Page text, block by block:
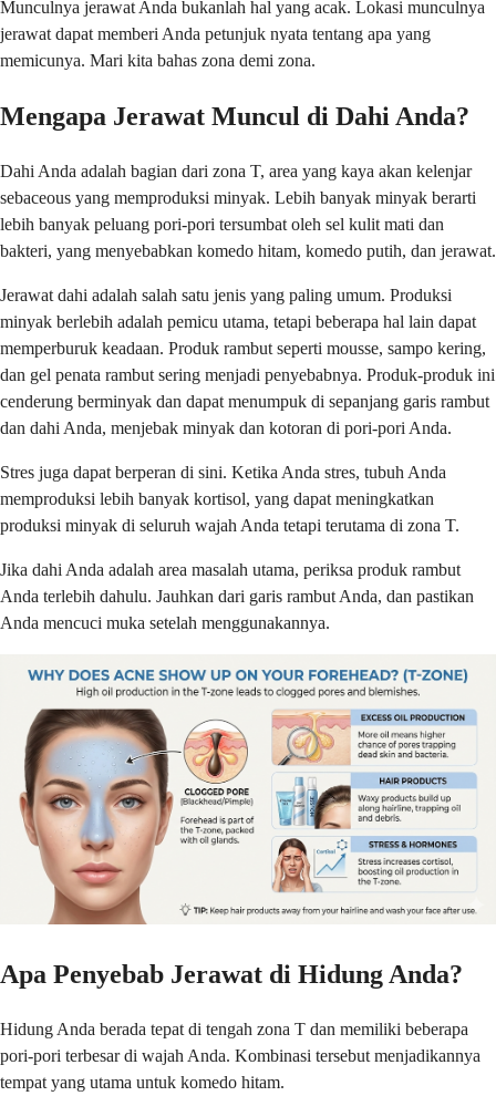
Munculnya jerawat Anda bukanlah hal yang acak. Lokasi munculnya
jerawat dapat memberi Anda petunjuk nyata tentang apa yang
memicunya. Mari kita bahas zona demi zona.
Mengapa Jerawat Muncul di Dahi Anda?
Dahi Anda adalah bagian dari zona T, area yang kaya akan kelenjar
sebaceous yang memproduksi minyak. Lebih banyak minyak berarti
lebih banyak peluang pori-pori tersumbat oleh sel kulit mati dan
bakteri, yang menyebabkan komedo hitam, komedo putih, dan jerawat.
Jerawat dahi adalah salah satu jenis yang paling umum. Produksi
minyak berlebih adalah pemicu utama, tetapi beberapa hal lain dapat
memperburuk keadaan. Produk rambut seperti mousse, sampo kering,
dan gel penata rambut sering menjadi penyebabnya. Produk-produk ini
cenderung berminyak dan dapat menumpuk di sepanjang garis rambut
dan dahi Anda, menjebak minyak dan kotoran di pori-pori Anda.
Stres juga dapat berperan di sini. Ketika Anda stres, tubuh Anda
memproduksi lebih banyak kortisol, yang dapat meningkatkan
produksi minyak di seluruh wajah Anda tetapi terutama di zona T.
Jika dahi Anda adalah area masalah utama, periksa produk rambut
Anda terlebih dahulu. Jauhkan dari garis rambut Anda, dan pastikan
Anda mencuci muka setelah menggunakannya.
Apa Penyebab Jerawat di Hidung Anda?
Hidung Anda berada tepat di tengah zona T dan memiliki beberapa
pori-pori terbesar di wajah Anda. Kombinasi tersebut menjadikannya
tempat yang utama untuk komedo hitam.